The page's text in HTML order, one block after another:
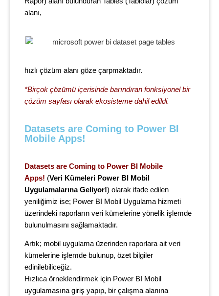
alanı,
hızlı çözüm alanı göze çarpmaktadır.
*Birçok çözümü içerisinde barındıran fonksiyonel bir
çözüm sayfası olarak ekosisteme dahil edildi.
Datasets are Coming to Power BI
Mobile Apps!
Datasets are Coming to Power BI Mobile
Apps! (Veri Kümeleri Power BI Mobil
Uygulamalarına Geliyor!) olarak ifade edilen
yeniliğimiz ise; Power BI Mobil Uygulama hizmeti
üzerindeki raporların veri kümelerine yönelik işlemde
bulunulmasını sağlamaktadır.
Artık; mobil uygulama üzerinden raporlara ait veri
kümelerine işlemde bulunup, özet bilgiler
edinilebiliceğiz.
Hızlıca örneklendirmek için Power BI Mobil
uygulamasına giriş yapıp, bir çalışma alanına